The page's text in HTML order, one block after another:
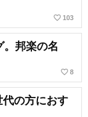
favorite_border 103
。邦楽の名
favorite_border 8
の方におす